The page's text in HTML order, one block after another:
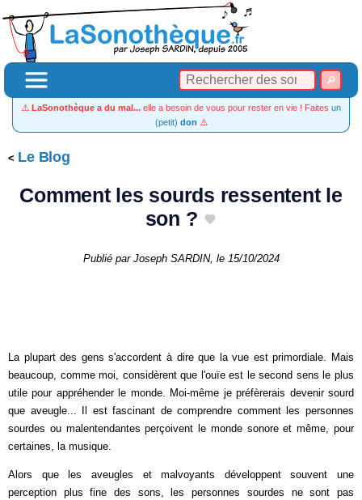
⚠️ LaSonothèque a du mal... elle a besoin de vous pour rester en vie ! Faites un
(petit) don ⚠️
Le Blog
Comment les sourds ressentent le
son ?
Publié par Joseph SARDIN, le 15/10/2024
La plupart des gens s'accordent à dire que la vue est primordiale. Mais
beaucoup, comme moi, considèrent que l'ouïe est le second sens le plus
utile pour appréhender le monde. Moi-même je préfèrerais devenir sourd
que aveugle... Il est fascinant de comprendre comment les personnes
sourdes ou malentendantes perçoivent le monde sonore et même, pour
certaines, la musique.
Alors que les aveugles et malvoyants développent souvent une
perception plus fine des sons, les personnes sourdes ne sont pas